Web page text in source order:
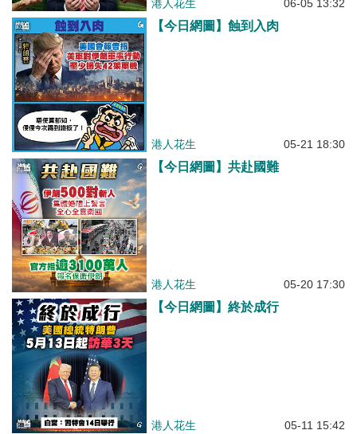
港人花生 06-05 13:32
【今日網圖】蝕到入肉
港人花生 05-21 18:30
【今日網圖】共赴國難
港人花生 05-20 17:30
【今日網圖】終於成行
港人花生 05-11 15:42